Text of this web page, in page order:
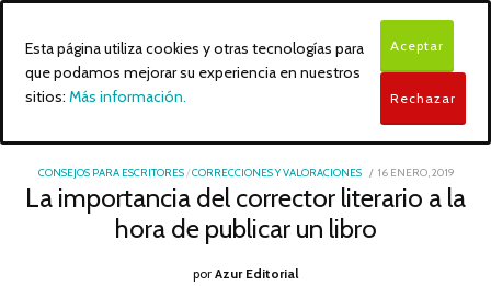
CONSEJOS PARA ESCRITORES/CORRECCIONES Y VALORACIONES
POSTED
16 ENERO, 2019
2019
La importancia del corrector literario a la
hora de publicar un libro
por Azur Editorial
Esta página utiliza cookies y otras tecnologías para
que podamos mejorar su experiencia en nuestros
sitios: Más información.
Aceptar
Rechazar